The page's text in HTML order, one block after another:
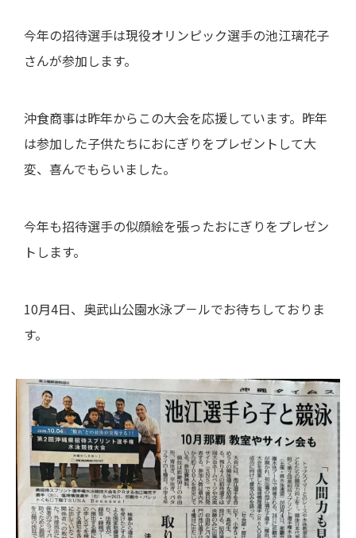
今年の招待選手は現役オリンピック選手の池江璃花子
さんが参加します。
沖食商事は昨年からこの大会を応援しています。昨年
は参加した子供たちにおにぎりをプレゼントして大
変、喜んでもらいました。
今年も招待選手の似顔絵を張ったおにぎりをプレゼン
トします。
10月4日、奥武山公園水泳プ－ルでお待ちしておりま
す。